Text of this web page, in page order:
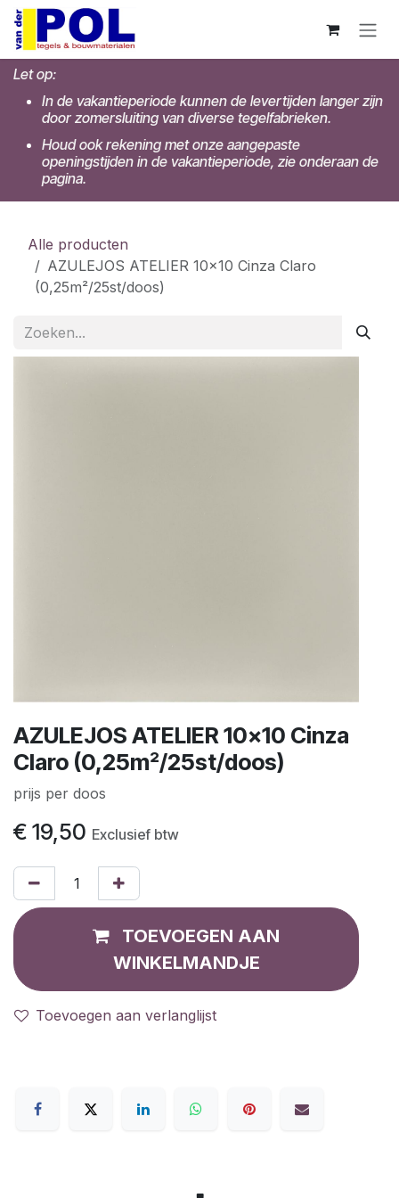
Overslaan naar inhoud
Let op:
In de vakantieperiode kunnen de levertijden langer zijn
door zomersluiting van diverse tegelfabrieken.
Houd ook rekening met onze aangepaste
openingstijden in de vakantieperiode, zie onderaan de
pagina.
Alle producten
AZULEJOS ATELIER 10x10 Cinza Claro
(0,25m²/25st/doos)
AZULEJOS ATELIER 10x10 Cinza
Claro (0,25m²/25st/doos)
prijs per doos
€ 19,50 Exclusief btw
TOEVOEGEN AAN
WINKELMANDJE
Toevoegen aan verlanglijst